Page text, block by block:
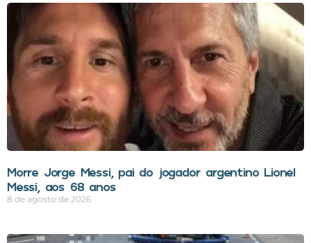
Morre Jorge Messi, pai do jogador argentino Lionel
Messi, aos 68 anos
8 de agosto de 2026